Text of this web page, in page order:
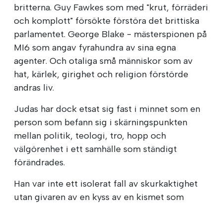
britterna. Guy Fawkes som med "krut, förräderi
och komplott" försökte förstöra det brittiska
parlamentet. George Blake - mästerspionen på
MI6 som angav fyrahundra av sina egna
agenter. Och otaliga små människor som av
hat, kärlek, girighet och religion förstörde
andras liv.
Judas har dock etsat sig fast i minnet som en
person som befann sig i skärningspunkten
mellan politik, teologi, tro, hopp och
välgörenhet i ett samhälle som ständigt
förändrades.
Han var inte ett isolerat fall av skurkaktighet
utan givaren av en kyss av en kismet som